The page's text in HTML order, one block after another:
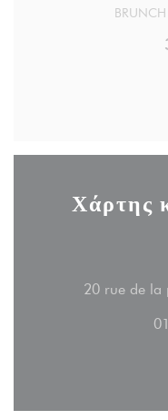
Χάρτης
20 rue de la